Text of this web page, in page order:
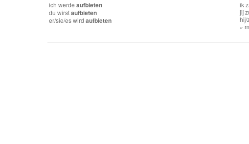
ichwerdeaufbieten
duwirstaufbieten
er/sie/eswirdaufbieten
ik
jij
»